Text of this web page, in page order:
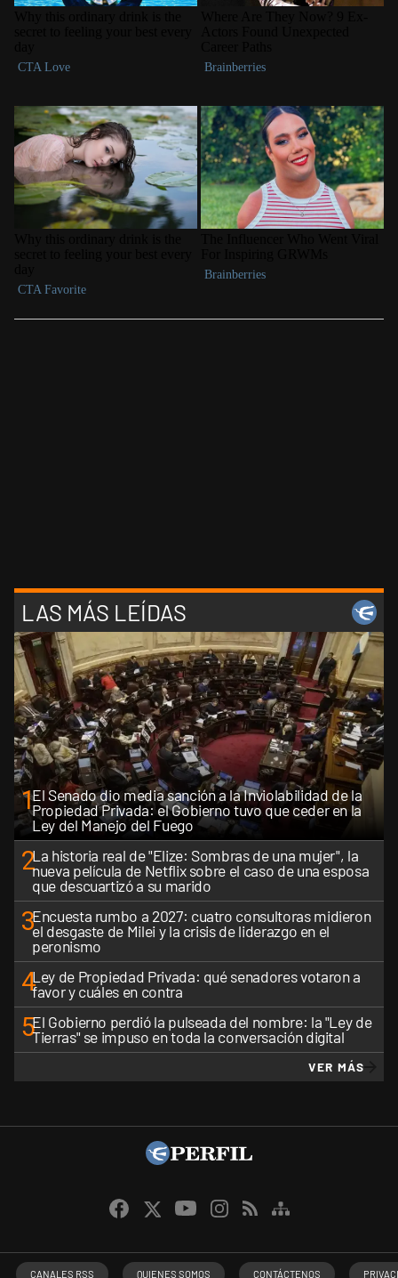
LAS MÁS LEÍDAS
1El Senado dio media sanción a la Inviolabilidad de la
Propiedad Privada: el Gobierno tuvo que ceder en la
Ley del Manejo del Fuego
2La historia real de "Elize: Sombras de una mujer", la
nueva película de Netflix sobre el caso de una esposa
que descuartizó a su marido
3Encuesta rumbo a 2027: cuatro consultoras midieron
el desgaste de Milei y la crisis de liderazgo en el
peronismo
4Ley de Propiedad Privada: qué senadores votaron a
favor y cuáles en contra
5El Gobierno perdió la pulseada del nombre: la "Ley de
Tierras" se impuso en toda la conversación digital
VER MÁS
CANALES RSS QUIENES SOMOS CONTÁCTENOS